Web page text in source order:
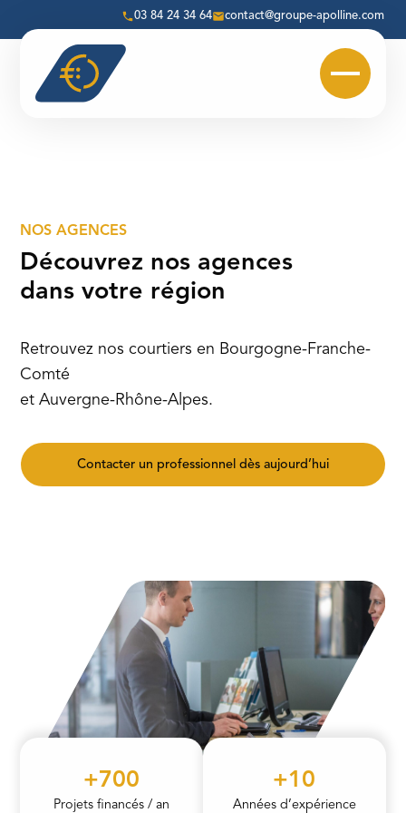
03 84 24 34 64 contact@groupe-apolline.com
NOS AGENCES
Découvrez nos agences
dans votre région
Retrouvez nos courtiers en Bourgogne-Franche-
Comté
et Auvergne-Rhône-Alpes.
Contacter un professionnel dès aujourd’hui
+700
Projets financés / an
+10
Années d’expérience